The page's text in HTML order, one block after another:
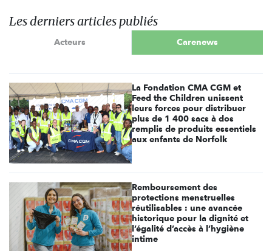
Les derniers articles publiés
Acteurs Carenews
La Fondation CMA CGM et
Feed the Children unissent
leurs forces pour distribuer
plus de 1 400 sacs à dos
remplis de produits essentiels
aux enfants de Norfolk
Remboursement des
protections menstruelles
réutilisables : une avancée
historique pour la dignité et
l’égalité d’accès à l’hygiène
intime